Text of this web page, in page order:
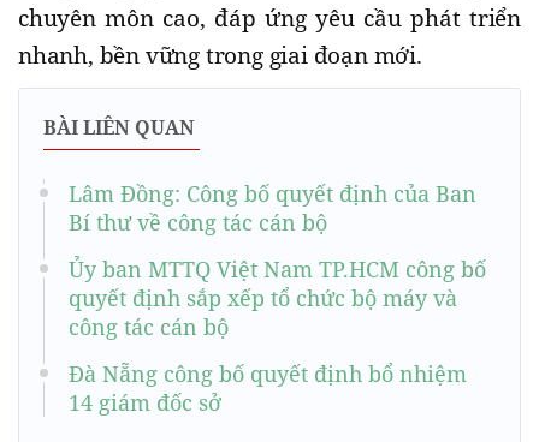
chuyên môn cao, đáp ứng yêu cầu phát triển
nhanh, bền vững trong giai đoạn mới.
BÀI LIÊN QUAN
Lâm Đồng: Công bố quyết định của Ban
Bí thư về công tác cán bộ
Ủy ban MTTQ Việt Nam TP.HCM công bố
quyết định sắp xếp tổ chức bộ máy và
công tác cán bộ
Đà Nẵng công bố quyết định bổ nhiệm
14 giám đốc sở